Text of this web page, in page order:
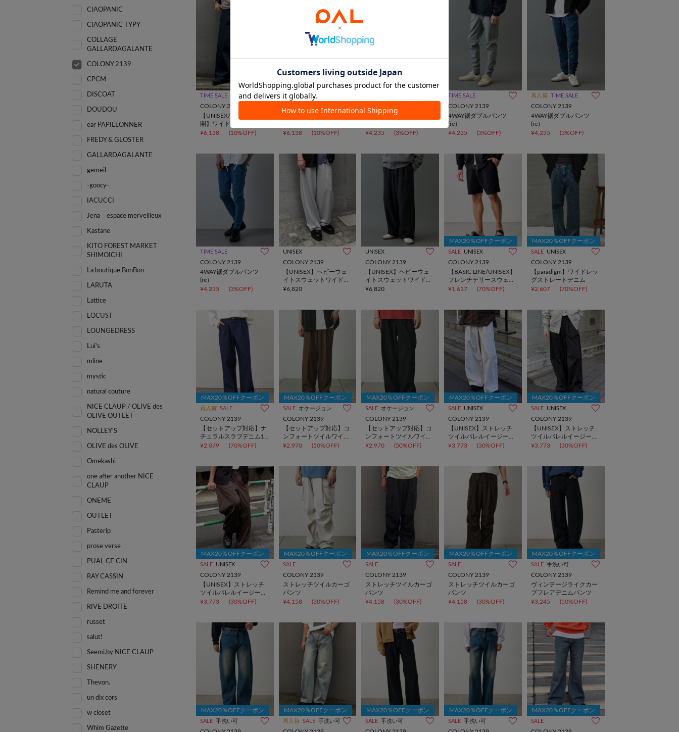
TIME SALE UNISEX
COLONY 2139
【UNISEX/3サイズ展
開】ワイドストレートデ
ニム
¥6,138 (10%OFF)
TIME SALE UNISEX
ニム
¥6,138 (10%OFF)
4WAY裾ダブルパンツ
¥4,235
(3%OFF)
TIME SALE
COLONY 2139
4WAY裾ダブルパンツ
(re）
¥4,235
(3%OFF)
再入荷 TIME SALE
COLONY 2139
4WAY裾ダブルパンツ
(re）
¥4,235
(3%OFF)
TIME SALE
COLONY 2139
4WAY裾ダブルパンツ
(re）
¥4,235
(3%OFF)
UNISEX
COLONY 2139
【UNISEX】ヘビーウェ
イトスウェットワイドパ
ンツ
¥6,820
UNISEX
COLONY 2139
【UNISEX】ヘビーウェ
イトスウェットワイドパ
ンツ
¥6,820
MAX20％OFFクーポン
SALE UNISEX
COLONY 2139
【BASIC LINE/UNISEX】
フレンチテリースウェッ
トショーツ
¥1,617 (70%OFF)
MAX20％OFFクーポン
SALE UNISEX
COLONY 2139
【paradigm】ワイドレッ
グストレートデニム
¥2,607
(70%OFF)
MAX20％OFFクーポン
再入荷 SALE
COLONY 2139
【セットアップ対応】ナ
チュラルスラブデニム1
タックワイドスラックス
¥2,079 (70%OFF)
MAX20％OFFクーポン
SALE オケージョン
COLONY 2139
【セットアップ対応】コ
ンフォートツイルワイド
スラックス
¥2,970 (50%OFF)
MAX20％OFFクーポン
SALE オケージョン
COLONY 2139
【セットアップ対応】コ
ンフォートツイルワイド
スラックス
¥2,970 (50%OFF)
MAX20％OFFクーポン
SALE UNISEX
COLONY 2139
【UNISEX】ストレッチ
ツイルバレルイージーパ
ンツ
¥3,773 (30%OFF)
MAX20％OFFクーポン
SALE UNISEX
COLONY 2139
【UNISEX】ストレッチ
ツイルバレルイージーパ
ンツ
¥3,773 (30%OFF)
MAX20％OFFクーポン
SALE UNISEX
COLONY 2139
【UNISEX】ストレッチ
ツイルバレルイージーパ
ンツ
¥3,773 (30%OFF)
MAX20％OFFクーポン
SALE
COLONY 2139
ストレッチツイルカーゴ
パンツ
¥4,158
(30%OFF)
MAX20％OFFクーポン
SALE
COLONY 2139
ストレッチツイルカーゴ
パンツ
¥4,158
(30%OFF)
MAX20％OFFクーポン
SALE
COLONY 2139
ストレッチツイルカーゴ
パンツ
¥4,158
(30%OFF)
MAX20％OFFクーポン
SALE 手洗い可
COLONY 2139
ヴィンテージライクカー
ブフレアデニムパンツ
¥3,245
(50%OFF)
MAX20％OFFクーポン
SALE 手洗い可
MAX20％OFFクーポン
再入荷 SALE 手洗い可
MAX20％OFFクーポン
SALE 手洗い可
MAX20％OFFクーポン
SALE 手洗い可
MAX20％OFFクーポン
SALE
CIAOPANIC
CIAOPANIC TYPY
COLLAGE
GALLARDAGALANTE
COLONY 2139
CPCM
DISCOAT
DOUDOU
ear PAPILLONNER
FREDY & GLOSTER
GALLARDAGALANTE
gemeil
-goocy-
IACUCCI
Jena espace merveilleux
Kastane
KITO FOREST MARKET
SHIMOICHI
La boutique BonBon
LARUTA
Lattice
LOCUST
LOUNGEDRESS
Lui's
mline
mystic
natural couture
NICE CLAUP / OLIVE des
OLIVE OUTLET
NOLLEY'S
OLIVE des OLIVE
Omekashi
one after another NICE
CLAUP
ONEME
OUTLET
Pasterip
prose verse
PUAL CE CIN
RAY CASSIN
Remind me and forever
RIVE DROITE
russet
salut!
Seemi.by NICE CLAUP
SHENERY
Thevon.
un dix cors
w closet
Whim Gazette